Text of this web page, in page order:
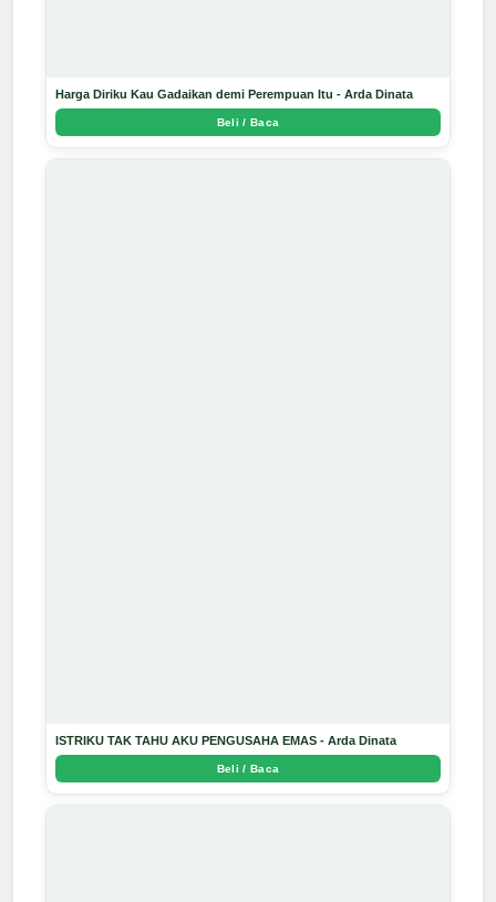
Harga Diriku Kau Gadaikan demi Perempuan Itu - Arda Dinata
Beli / Baca
ISTRIKU TAK TAHU AKU PENGUSAHA EMAS - Arda Dinata
Beli / Baca